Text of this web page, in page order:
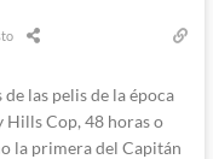
las pelis de la época
Hills Cop, 48 horas o
la primera del Capitán